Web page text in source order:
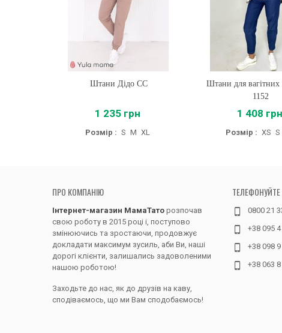
Купити
Штани Дідо CC
1 235 грн
Розмір : S M XL
Купити
Штани для
1152
1 408 грн
Розмір : XS S
ПРО КОМПАНІЮ
Інтернет-магазин МамаТато розпочав
свою роботу в 2015 році і, поступово
змінюючись та зростаючи, продовжує
докладати максимум зусиль, аби Ви, наші
дорогі клієнти, залишались задоволеними
нашою роботою!
Заходьте до нас, як до друзів на каву,
сподіваємось, що ми Вам сподобаємось!
0800 21
+38 095
+38 098
+38 063